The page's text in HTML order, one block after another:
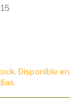
Disponible en